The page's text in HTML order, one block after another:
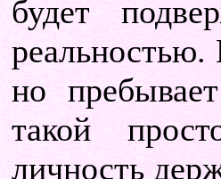
будет
реальностью.
но
такой
личность